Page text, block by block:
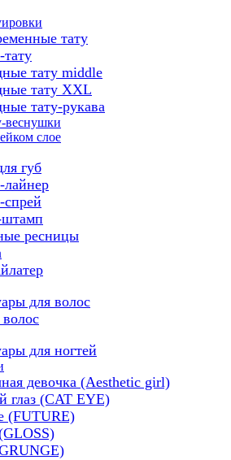
тату
тату middle
тату XXL
тату-рукава
веснушки
слое
губ
лайнер
спрей
ресницы
для волос
для ногтей
девочка (Aesthetic girl)
глаз (CAT EYE)
(FUTURE)